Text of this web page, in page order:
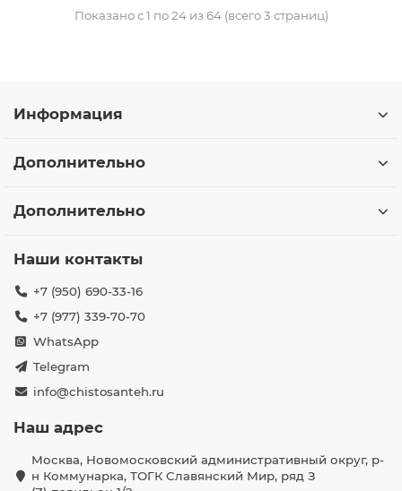
Показано с 1 по 24 из 64 (всего 3 страниц)
Информация
Дополнительно
Дополнительно
Наши контакты
+7 (950) 690-33-16
+7 (977) 339-70-70
WhatsApp
Telegram
info@chistosanteh.ru
Наш адрес
Москва, Новомосковский административный округ, р-
н Коммунарка, ТОГК Славянский Мир, ряд З